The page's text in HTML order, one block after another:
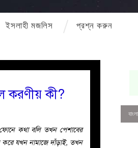
ইসলাহী মজলিস প্রশ্ন করুন
করণীয় কী?
কথা বলি তখন পেশাবের
করে যখন নামাজে দাঁড়াই, তখন